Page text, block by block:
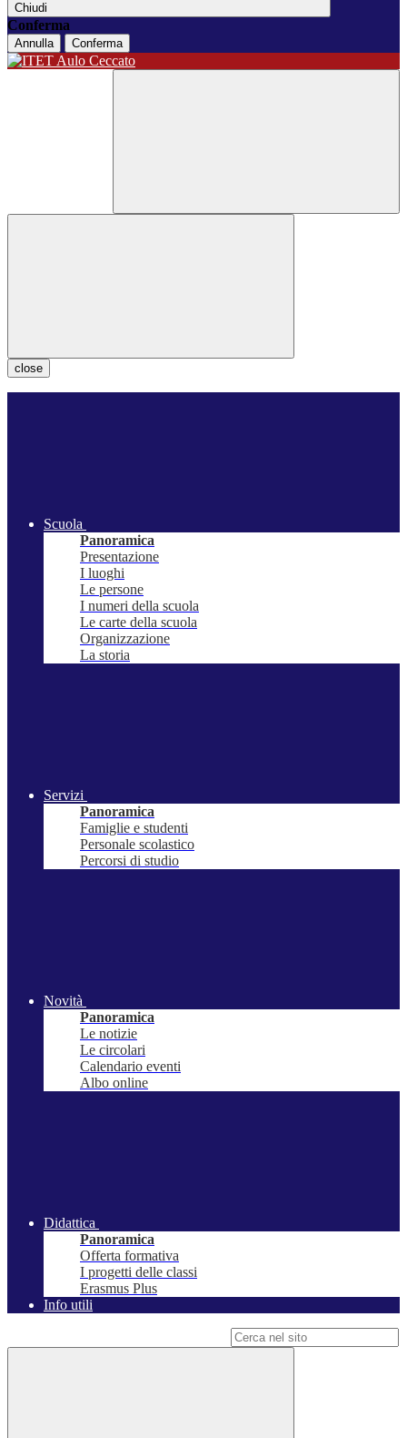
Chiudi
Conferma
Annulla Conferma
close
Scuola
Panoramica
Presentazione
I luoghi
Le persone
I numeri della scuola
Le carte della scuola
Organizzazione
La storia
Servizi
Panoramica
Famiglie e studenti
Personale scolastico
Percorsi di studio
Novità
Panoramica
Le notizie
Le circolari
Calendario eventi
Albo online
Didattica
Panoramica
Offerta formativa
I progetti delle classi
Erasmus Plus
Info utili